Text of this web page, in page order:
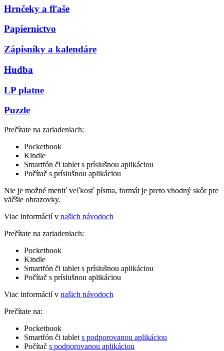
Hrnčeky a fľaše
Papiernictvo
Zápisníky a kalendáre
Hudba
LP platne
Puzzle
Prečítate na zariadeniach:
Pocketbook
Kindle
Smartfón či tablet s príslušnou aplikáciou
Počítač s príslušnou aplikáciou
Nie je možné meniť veľkosť písma, formát je preto vhodný skôr pre
väčšie obrazovky.
Viac informácií v našich návodoch
Prečítate na zariadeniach:
Pocketbook
Kindle
Smartfón či tablet s príslušnou aplikáciou
Počítač s príslušnou aplikáciou
Viac informácií v našich návodoch
Prečítate na:
Pocketbook
Smartfón či tablet s podporovanou aplikáciou
Počítač s podporovanou aplikáciou